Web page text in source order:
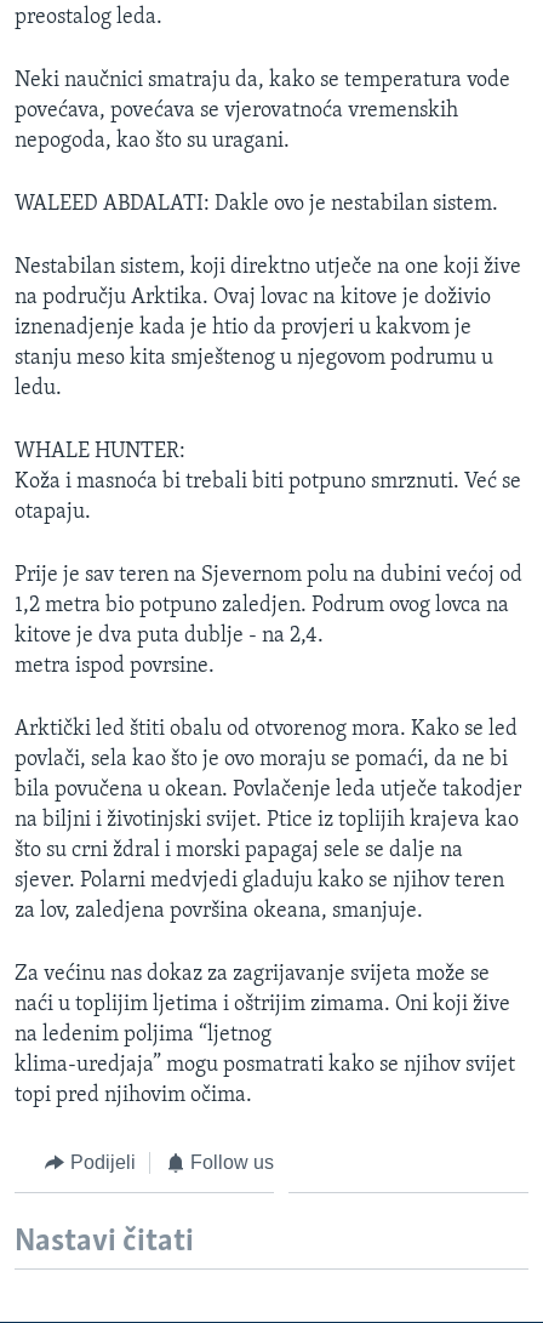
preostalog leda.
Neki naučnici smatraju da, kako se temperatura vode
povećava, povećava se vjerovatnoća vremenskih
nepogoda, kao što su uragani.
WALEED ABDALATI: Dakle ovo je nestabilan sistem.
Nestabilan sistem, koji direktno utječe na one koji žive
na području Arktika. Ovaj lovac na kitove je doživio
iznenadjenje kada je htio da provjeri u kakvom je
stanju meso kita smještenog u njegovom podrumu u
ledu.
WHALE HUNTER:
Koža i masnoća bi trebali biti potpuno smrznuti. Već se
otapaju.
Prije je sav teren na Sjevernom polu na dubini većoj od
1,2 metra bio potpuno zaledjen. Podrum ovog lovca na
kitove je dva puta dublje - na 2,4.
metra ispod povrsine.
Arktički led štiti obalu od otvorenog mora. Kako se led
povlači, sela kao što je ovo moraju se pomaći, da ne bi
bila povučena u okean. Povlačenje leda utječe takodjer
na biljni i životinjski svijet. Ptice iz toplijih krajeva kao
što su crni ždral i morski papagaj sele se dalje na
sjever. Polarni medvjedi gladuju kako se njihov teren
za lov, zaledjena površina okeana, smanjuje.
Za većinu nas dokaz za zagrijavanje svijeta može se
naći u toplijim ljetima i oštrijim zimama. Oni koji žive
na ledenim poljima “ljetnog
klima-uredjaja” mogu posmatrati kako se njihov svijet
topi pred njihovim očima.
Podijeli Follow us
Nastavi čitati